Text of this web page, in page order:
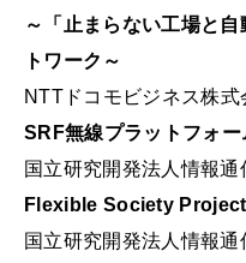
～「止まらない工場と
トワーク～
NTTドコモビジネス株
SRF無線プラットフォ
国立研究開発法人情報
Flexible Society
国立研究開発法人情報